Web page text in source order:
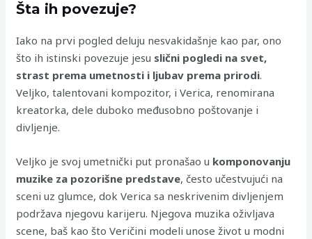
Šta ih povezuje?
Iako na prvi pogled deluju nesvakidašnje kao par, ono
što ih istinski povezuje jesu slični pogledi na svet,
strast prema umetnosti i ljubav prema prirodi.
Veljko, talentovani kompozitor, i Verica, renomirana
kreatorka, dele duboko međusobno poštovanje i
divljenje.
Veljko je svoj umetnički put pronašao u komponovanju
muzike za pozorišne predstave, često učestvujući na
sceni uz glumce, dok Verica sa neskrivenim divljenjem
podržava njegovu karijeru. Njegova muzika oživljava
scene, baš kao što Veričini modeli unose život u modni